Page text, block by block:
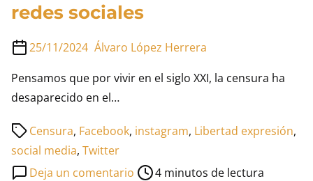
redes sociales
25/11/2024 Álvaro López Herrera
Pensamos que por vivir en el siglo XXI, la censura ha
desaparecido en el…
Censura, Facebook, instagram, Libertad expresión,
social media, Twitter
Deja un comentario en
Tiempo
de
lectura
4 minutos de lectura